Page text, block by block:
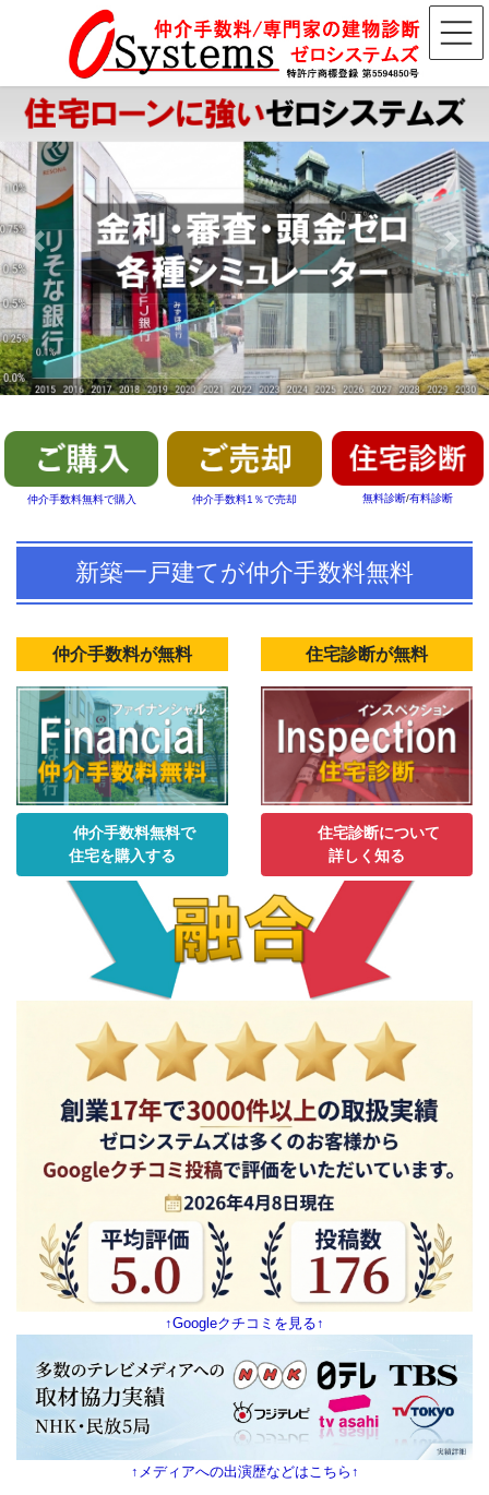
ン
ス
キ
ッ
プ
ー
ン
に
移
動
Previous Next
仲介手数料無料で購入 仲介手数料1％で売却 無料診断/有料診断
新築一戸建てが仲介手数料無料
仲介手数料が無料
仲介手数料無料で
住宅を購入する
住宅診断が無料
住宅診断について
詳しく知る
↑Googleクチコミを見る↑
↑メディアへの出演歴などはこちら↑